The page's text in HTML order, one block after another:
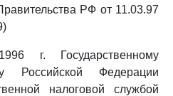
РФ от 11.03.97
г. Государственному
Российской Федерации
налоговой службой